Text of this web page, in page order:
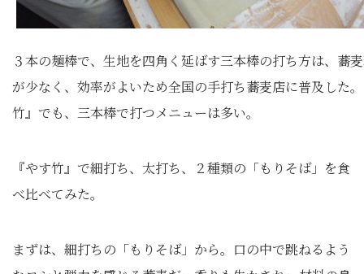
３本の麺棒で、生地を四角く延ばす三本棒の打ち方は、蕎
が少なく、効率がよいため全国の手打ち蕎麦店に普及した
竹』でも、三本棒で打つメニューは多い。
『やす竹』で細打ち、太打ち、２種類の「もりそば」を食
べ比べてみた。
まずは、細打ちの「もりそば」から。口の中で跳ねるよう